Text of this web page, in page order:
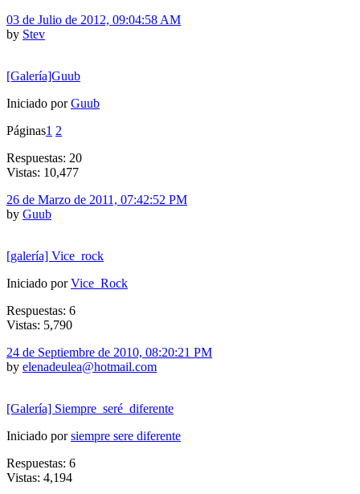
03 de Julio de 2012, 09:04:58 AM
by Stev
[Galería]Guub
Iniciado porGuub
Páginas1 2
Respuestas: 20
Vistas: 10,477
26 de Marzo de 2011, 07:42:52 PM
by Guub
[galería] Vice_rock
Iniciado porVice_Rock
Respuestas: 6
Vistas: 5,790
24 de Septiembre de 2010, 08:20:21 PM
by elenadeulea@hotmail.com
[Galería] Siempre_seré_diferente
Iniciado porsiempre sere diferente
Respuestas: 6
Vistas: 4,194